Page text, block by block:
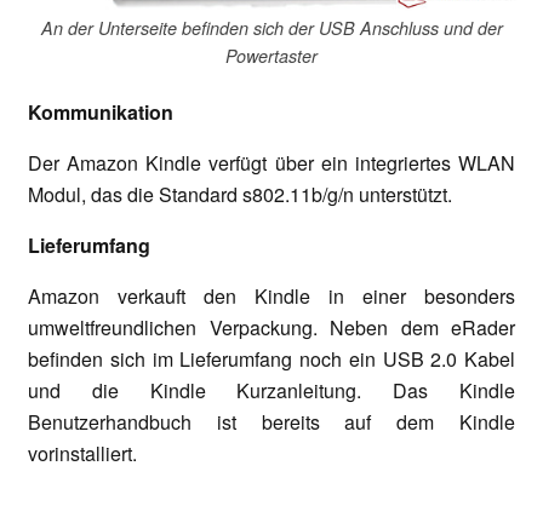
An der Unterseite befinden sich der USB Anschluss und der
Powertaster
Kommunikation
Der Amazon Kindle verfügt über ein integriertes WLAN
Modul, das die Standard s802.11b/g/n unterstützt.
Lieferumfang
Amazon verkauft den Kindle in einer besonders
umweltfreundlichen Verpackung. Neben dem eRader
befinden sich im Lieferumfang noch ein USB 2.0 Kabel
und die Kindle Kurzanleitung. Das Kindle
Benutzerhandbuch ist bereits auf dem Kindle
vorinstalliert.